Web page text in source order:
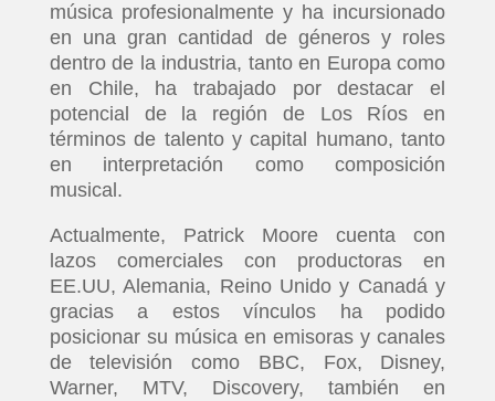
música profesionalmente y ha incursionado
en una gran cantidad de géneros y roles
dentro de la industria, tanto en Europa como
en Chile, ha trabajado por destacar el
potencial de la región de Los Ríos en
términos de talento y capital humano, tanto
en interpretación como composición
musical.
Actualmente, Patrick Moore cuenta con
lazos comerciales con productoras en
EE.UU, Alemania, Reino Unido y Canadá y
gracias a estos vínculos ha podido
posicionar su música en emisoras y canales
de televisión como BBC, Fox, Disney,
Warner, MTV, Discovery, también en